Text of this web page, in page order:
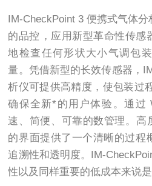
IM-CheckPoint 3 便携式气体分
的品控，应用新型革命性传
地检查任何形状大小气调包
量。凭借新型的长效传感器
析仪可提供高精度，使包装过
确保全新*的用户体验。通过
速、简便、可靠的数管理
的界面提供了一个清晰的过程概
追溯性和透明度。IM-
性以及同样重要的低成本来说是较*